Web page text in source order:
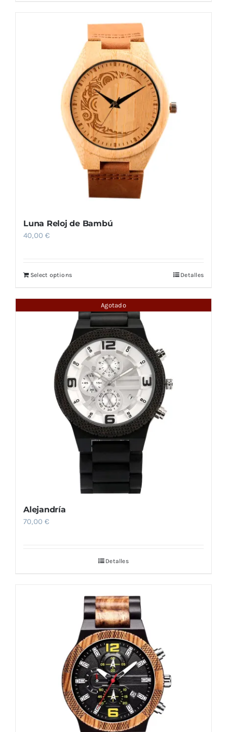
Luna Reloj de Bambú
40,00€
Select options Detalles
Agotado
Alejandría
70,00€
Detalles